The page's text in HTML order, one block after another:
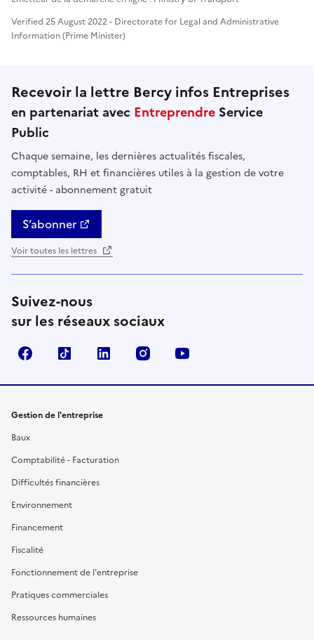
Verified 25 August 2022 - Directorate for Legal and Administrative
Information (Prime Minister)
Recevoir la lettre Bercy infos Entreprises
en partenariat avec Entreprendre Service
Public
Chaque semaine, les dernières actualités fiscales,
comptables, RH et financières utiles à la gestion de votre
activité - abonnement gratuit
S’abonner
Voir toutes les lettres
Suivez-nous
sur les réseaux sociaux
FacebookTikTok Linkedin Instagram
Gestion de l'entreprise
Baux
Comptabilité - Facturation
Difficultés financières
Environnement
Financement
Fiscalité
Fonctionnement de l'entreprise
Pratiques commerciales
Ressources humaines